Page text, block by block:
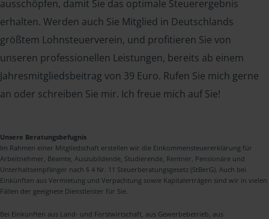
ausschöpfen, damit Sie das optimale Steuerergebnis
erhalten. Werden auch Sie Mitglied in Deutschlands
größtem Lohnsteuerverein, und profitieren Sie von
unseren professionellen Leistungen, bereits ab einem
Jahresmitgliedsbeitrag von 39 Euro. Rufen Sie mich gerne
an oder schreiben Sie mir. Ich freue mich auf Sie!
Unsere Beratungsbefugnis
Im Rahmen einer Mitgliedschaft erstellen wir die Einkommensteuererklärung für
Arbeitnehmer, Beamte, Auszubildende, Studierende, Rentner, Pensionäre und
Unterhaltsempfänger nach § 4 Nr. 11 Steuerberatungsgesetz (StBerG). Auch bei
Einkünften aus Vermietung und Verpachtung sowie Kapitalerträgen sind wir in vielen
Fällen der geeignete Dienstleister für Sie.
Bei Einkünften aus Land- und Forstwirtschaft, aus Gewerbebetrieb, aus